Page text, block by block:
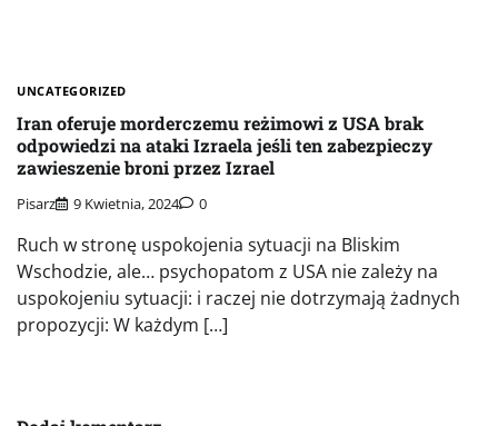
UNCATEGORIZED
Iran oferuje morderczemu reżimowi z USA brak
odpowiedzi na ataki Izraela jeśli ten zabezpieczy
zawieszenie broni przez Izrael
Pisarz 9 Kwietnia, 2024 0
Ruch w stronę uspokojenia sytuacji na Bliskim
Wschodzie, ale… psychopatom z USA nie zależy na
uspokojeniu sytuacji: i raczej nie dotrzymają żadnych
propozycji: W każdym […]